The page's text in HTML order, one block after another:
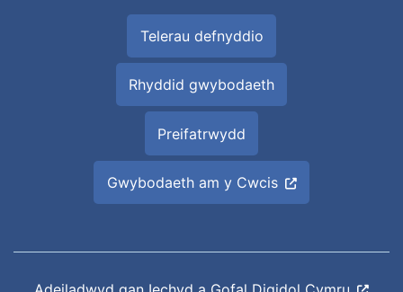
Telerau defnyddio
Rhyddid gwybodaeth
Preifatrwydd
Gwybodaeth am y Cwcis